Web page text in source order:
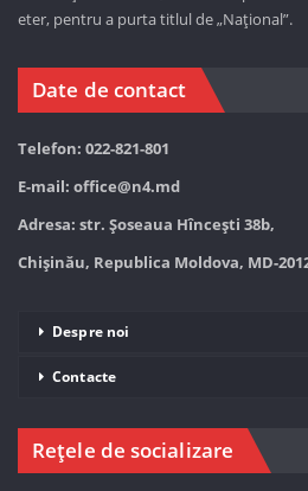
eter, pentru a purta titlul de „Național”.
Date de contact
Telefon: 022-821-801
E-mail: office@n4.md
Adresa: str. Șoseaua Hînceşti 38b,
Chișinău, Republica Moldova, MD-
Despre noi
Contacte
Rețele de socializare